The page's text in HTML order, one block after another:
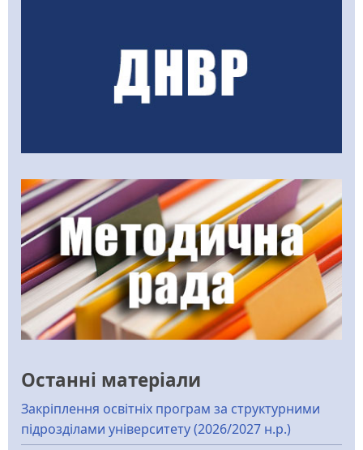
Останні матеріали
Закріплення освітніх програм за структурними
підрозділами університету (2026/2027 н.р.)